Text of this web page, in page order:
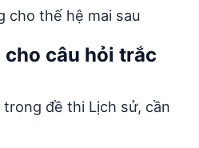
cho thế hệ mai sau
câu hỏi trắc
đề thi Lịch sử, cần